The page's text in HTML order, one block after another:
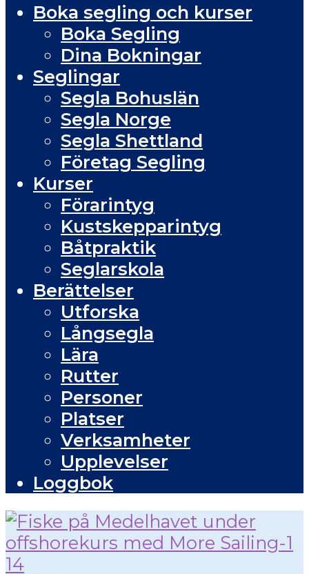
Boka segling och kurser
Boka Segling
Dina Bokningar
Seglingar
Segla Bohuslän
Segla Norge
Segla Shettland
Företag Segling
Kurser
Förarintyg
Kustskepparintyg
Båtpraktik
Seglarskola
Berättelser
Utforska
Långsegla
Lära
Rutter
Personer
Platser
Verksamheter
Upplevelser
Loggbok